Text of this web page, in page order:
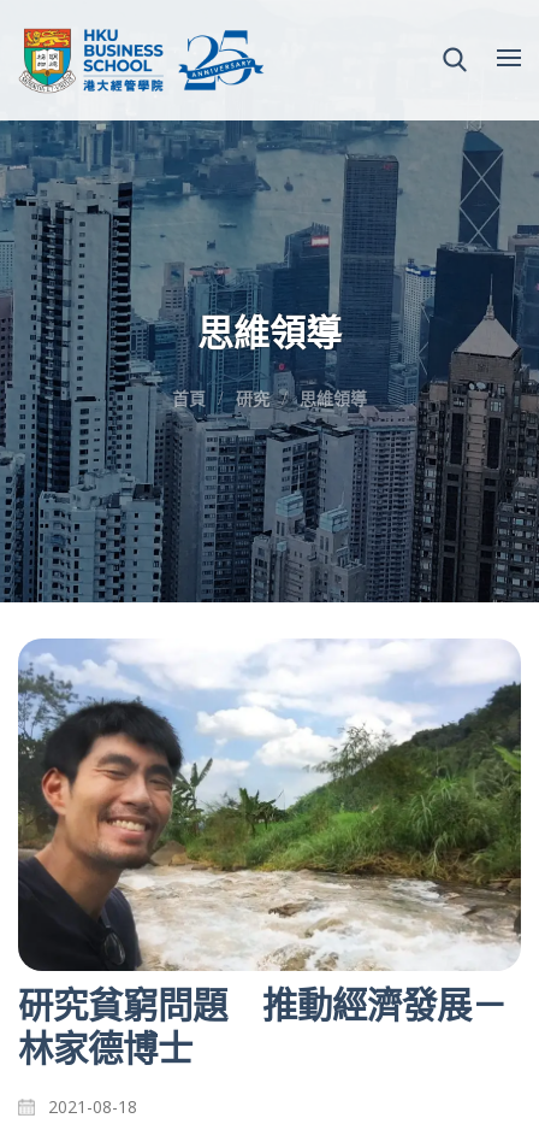
思維領導
首頁 研究 思維領導
研究貧窮問題 推動經濟發展－
林家德博士
2021-08-18